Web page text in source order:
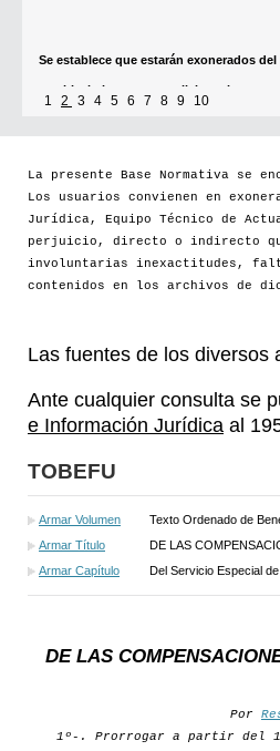
1 2 3 4 5 6 7 8 9 10
La presente Base Normativa se
Los usuarios convienen en
Jurídica, Equipo Técnico de
perjuicio, directo o indirecto
involuntarias inexactitudes,
contenidos en los archivos de
Las fuentes de los diversos
Ante cualquier consulta se
e Información Jurídica al
TOBEFU
Armar Volumen
Texto Ordenado de
Armar Título
DE LAS
Armar Capítulo
Del Servicio Especial
DE LAS
Por
1º-. Prorrogar a partir del